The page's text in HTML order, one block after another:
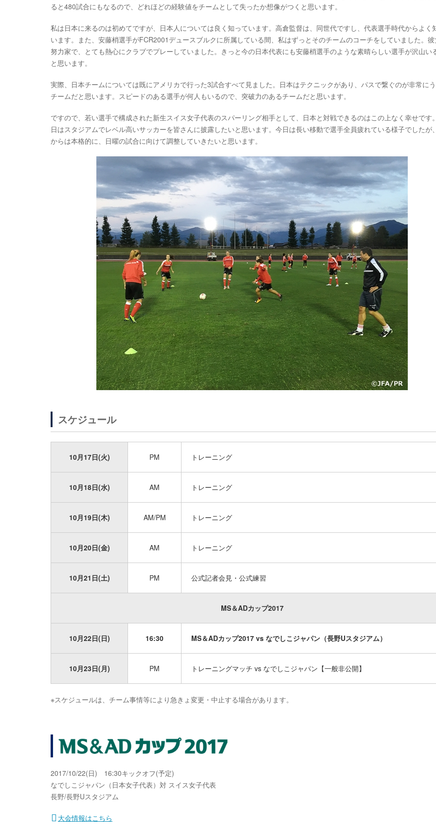
ると480試合にもなるので、どれほどの経験値をチームとして失ったか想像がつくと思います。
私は日本に来るのは初めてですが、日本人については良く知っています。高倉監督は、同世代ですし、代表選手時代からよく
います。また、安藤梢選手がFCR2001デュースブルクに所属している間、私はずっとそのチームのコーチをしていました。
努力家で、とても熱心にクラブでプレーしていました。きっと今の日本代表にも安藤梢選手のような素晴らしい選手が沢山い
と思います。
実際、日本チームについては既にアメリカで行った3試合すべて見ました。日本はテクニックがあり、パスで繋ぐのが非常に
チームだと思います。スピードのある選手が何人もいるので、突破力のあるチームだと思います。
ですので、若い選手で構成された新生スイス女子代表のスパーリング相手として、日本と対戦できるのはこの上なく幸せです
日はスタジアムでレベル高いサッカーを皆さんに披露したいと思います。今日は長い移動で選手全員疲れている様子でしたが
からは本格的に、日曜の試合に向けて調整していきたいと思います。
スケジュール
10月17日(火) PM トレーニング
10月18日(水) AM トレーニング
10月19日(木) AM/PM トレーニング
10月20日(金) AM トレーニング
10月21日(土) PM 公式記者会見・公式練習
MS＆ADカップ2017
10月22日(日) 16:30 MS＆ADカップ2017 vs なでしこジャパン（長野Uスタジアム）
10月23日(月) PM トレーニングマッチ vs なでしこジャパン【一般非公開】
※スケジュールは、チーム事情等により急きょ変更・中止する場合があります。
2017/10/22(日) 16:30キックオフ(予定)
なでしこジャパン（日本女子代表）対 スイス女子代表
長野/長野Uスタジアム
大会情報はこちら